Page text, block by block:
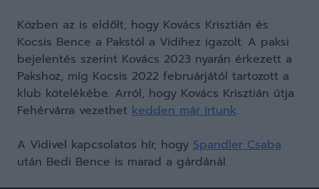
Közben az is eldőlt, hogy Kovács Krisztián és
Kocsis Bence a Pakstól a Vidihez igazolt. A paksi
bejelentés szerint Kovács 2023 nyarán érkezett a
Pakshoz, míg Kocsis 2022 februárjától tartozott a
klub kötelékébe. Arról, hogy Kovács Krisztián útja
Fehérvárra vezethet kedden már írtunk.
A Vidivel kapcsolatos hír, hogy Spandler Csaba
után Bedi Bence is marad a gárdánál.